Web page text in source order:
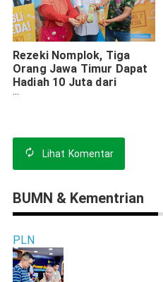
Rezeki Nomplok, Tiga
Orang Jawa Timur Dapat
Hadiah 10 Juta dari
Ichitan
Lihat Komentar
BUMN & Kementrian
PLN